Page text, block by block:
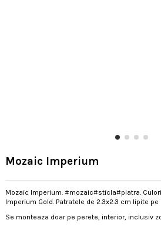
Mozaic Imperium
Mozaic Imperium. #mozaic#sticla#piatra.
Imperium Gold. Patratele de 2.3x2.3 cm lipite
Se monteaza doar pe perete, interior, inclusiv